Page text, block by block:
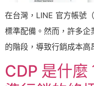
在台灣，LINE 官方帳號
標準配備。然而，許多企
的階段，導致行銷成本高
CDP 是什